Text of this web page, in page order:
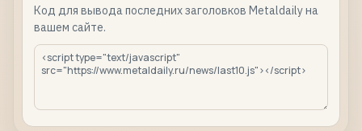
Код для вывода последних заголовков Metaldaily на
вашем сайте.